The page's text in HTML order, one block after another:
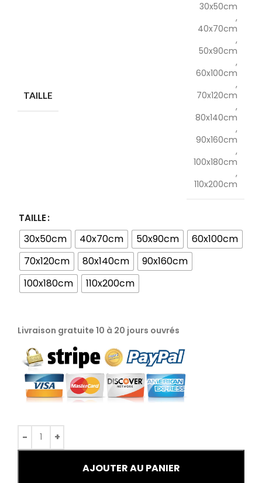
TAILLE
30x50cm
,
40x70cm
,
50x90cm
,
60x100cm
,
70x120cm
,
80x140cm
,
90x160cm
,
100x180cm
,
110x200cm
TAILLE
30x50cm 40x70cm 50x90cm
60x100cm
70x120cm
80x140cm
90x160cm
100x180cm
110x200cm
AJOUTER AU PANIER
Livraison gratuite 10 à 20 jours ouvrés